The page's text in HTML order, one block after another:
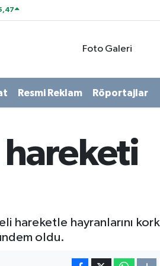
Foto Galeri
Resmi Reklam Röportajlar
hareketi
hareketle hayranlarını
oldu.